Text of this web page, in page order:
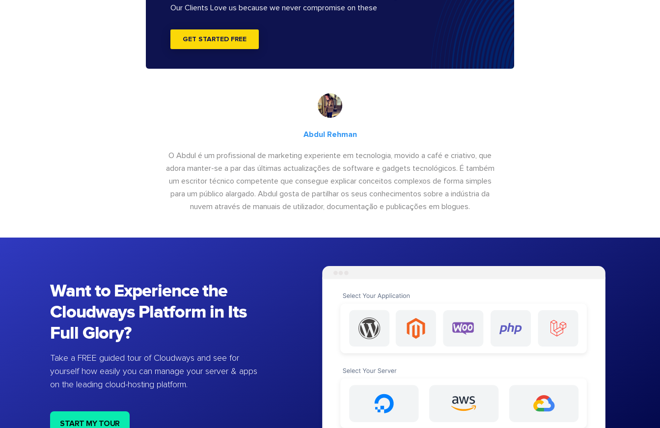
Our Clients Love us because we never compromise on these
GET STARTED FREE
Abdul Rehman
O Abdul é um profissional de marketing experiente em tecnologia, movido a café e criativo, que
adora manter-se a par das últimas actualizações de software e gadgets tecnológicos. É também
um escritor técnico competente que consegue explicar conceitos complexos de forma simples
para um público alargado. Abdul gosta de partilhar os seus conhecimentos sobre a indústria da
nuvem através de manuais de utilizador, documentação e publicações em blogues.
Want to Experience the
Cloudways Platform in Its
Full Glory?
Take a FREE guided tour of Cloudways and see for
yourself how easily you can manage your server & apps
on the leading cloud-hosting platform.
START MY TOUR